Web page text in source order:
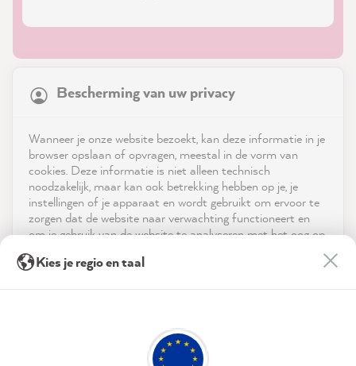
Service
Neem contact op met
Bescherming van uw privacy
Wanneer je onze website bezoekt, kan deze informatie in je
browser opslaan of opvragen, meestal in de vorm van
cookies. Deze informatie is niet alleen technisch
noodzakelijk, maar kan ook betrekking hebben op je, je
instellingen of je apparaat en wordt gebruikt om ervoor te
zorgen dat de website naar verwachting functioneert en
om je gebruik van de website te analyseren met het oog op
advertenties aan te bieden via de diensten die in de
akkoord (op elk moment herroepbaar) met deze
21,831Reviews
reviews-io
Verified Customer
Super fast delivery
Kies je regio en taal